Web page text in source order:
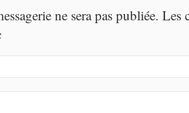
ne sera pas publiée.